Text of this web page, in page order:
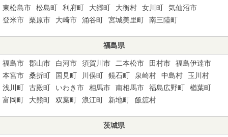
東松島市
松島町 利府町 大郷町 大衡村 女川町
気仙沼市
登米市
栗原市 大崎市 涌谷町 宮城美里町 南三陸町
福島県
福島市 郡山市 白河市 須賀川市 二本松市 田村市
福島伊達市
本宮市
桑折町 国見町 川俣町 鏡石町 泉崎村 中島村
玉川村
浅川町
古殿町 いわき市 相馬市 南相馬市 福島広野町
楢葉町
富岡町
大熊町 双葉町 浪江町 新地町 飯舘村
茨城県